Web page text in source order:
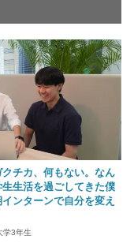
チカ、何もない。なん
生生活を過ごしてきた僕
ンターンで自分を変え
学3年生